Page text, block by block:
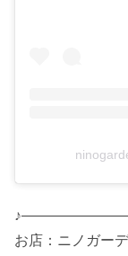
お店：ニノガー